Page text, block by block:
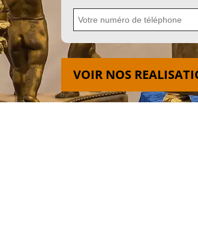
VOIR NOS